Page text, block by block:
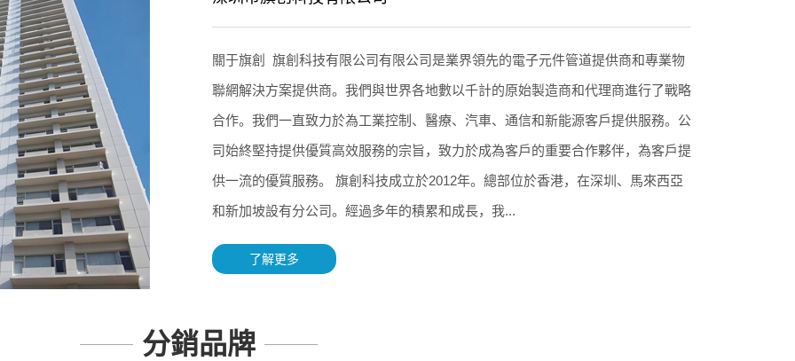
關于旗創 旗創科技有限公司有限公司是業界領先的電子元件管道提供商和專業物
聯網解決方案提供商。我們與世界各地數以千計的原始製造商和代理商進行了戰略
合作。我們一直致力於為工業控制、醫療、汽車、通信和新能源客戶提供服務。公
司始終堅持提供優質高效服務的宗旨，致力於成為客戶的重要合作夥伴，為客戶提
供一流的優質服務。 旗創科技成立於2012年。總部位於香港，在深圳、馬來西亞
和新加坡設有分公司。經過多年的積累和成長，我...
了解更多
分銷品牌